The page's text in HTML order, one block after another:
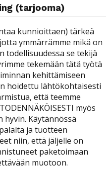
(tarjooma)
kunnioittaen) tärkeä
ymmärrämme mikä on
todellisuudessa se tekijä
tekemään tätä työtä
kehittämiseen
hoidettu lähtökohtaisesti
että teemme
myös
hyvin. Käytännössä
ja tuotteen
niin, että jäljelle on
paketoimaan
muotoon.